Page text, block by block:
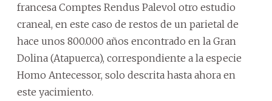
francesa Comptes Rendus Palevol otro estudio
craneal, en este caso de restos de un parietal de
hace unos 800.000 años encontrado en la Gran
Dolina (Atapuerca), correspondiente a la especie
Homo Antecessor, solo descrita hasta ahora en
este yacimiento.